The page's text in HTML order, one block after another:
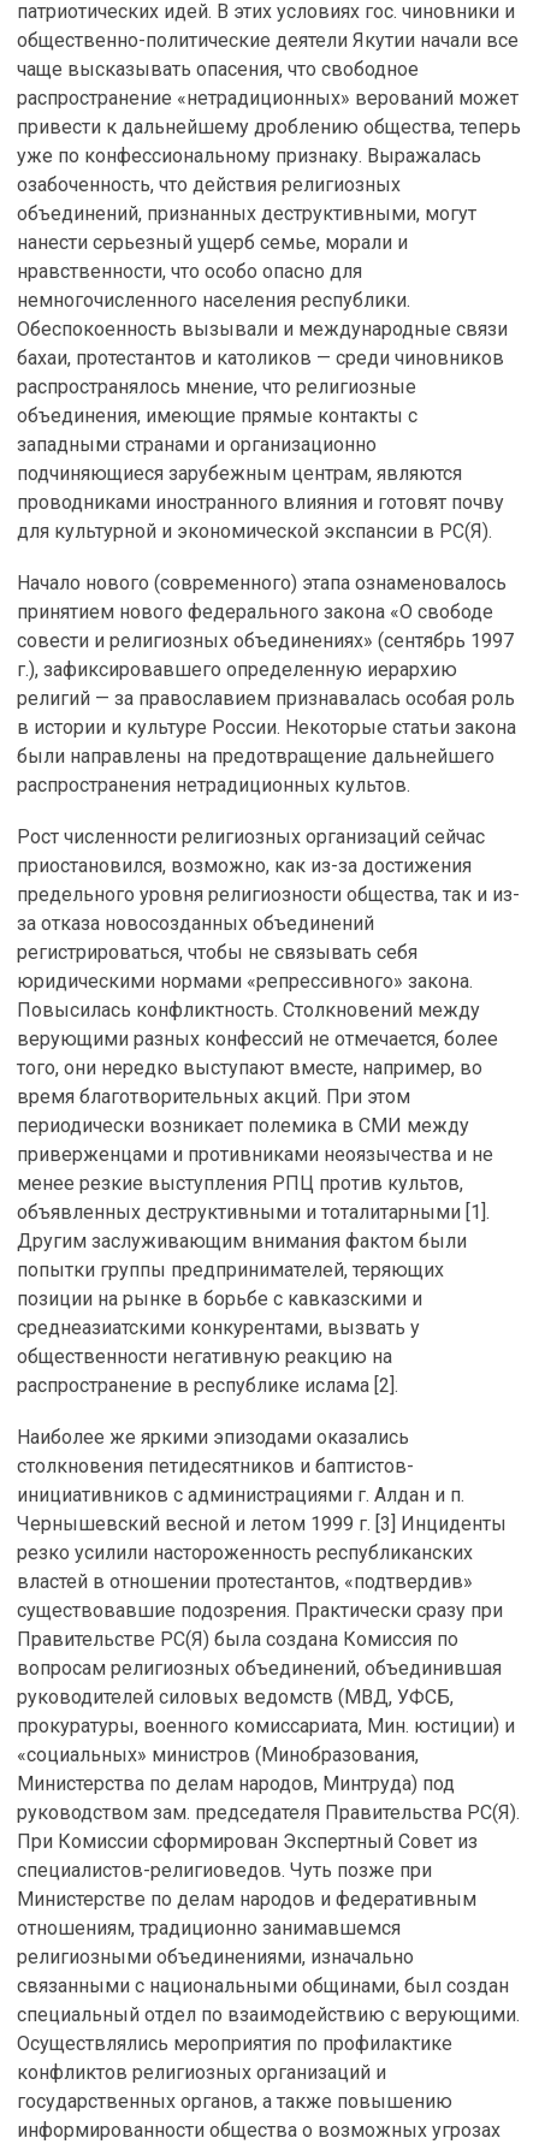
патриотических идей. В этих условиях гос. чиновники и
общественно-политические деятели Якутии начали все
чаще высказывать опасения, что свободное
распространение «нетрадиционных» верований может
привести к дальнейшему дроблению общества, теперь
уже по конфессиональному признаку. Выражалась
озабоченность, что действия религиозных
объединений, признанных деструктивными, могут
нанести серьезный ущерб семье, морали и
нравственности, что особо опасно для
немногочисленного населения республики.
Обеспокоенность вызывали и международные связи
бахаи, протестантов и католиков — среди чиновников
распространялось мнение, что религиозные
объединения, имеющие прямые контакты с
западными странами и организационно
подчиняющиеся зарубежным центрам, являются
проводниками иностранного влияния и готовят почву
для культурной и экономической экспансии в РС(Я).
Начало нового (современного) этапа ознаменовалось
принятием нового федерального закона «О свободе
совести и религиозных объединениях» (сентябрь 1997
г.), зафиксировавшего определенную иерархию
религий — за православием признавалась особая роль
в истории и культуре России. Некоторые статьи закона
были направлены на предотвращение дальнейшего
распространения нетрадиционных культов.
Рост численности религиозных организаций сейчас
приостановился, возможно, как из-за достижения
предельного уровня религиозности общества, так и из-
за отказа новосозданных объединений
регистрироваться, чтобы не связывать себя
юридическими нормами «репрессивного» закона.
Повысилась конфликтность. Столкновений между
верующими разных конфессий не отмечается, более
того, они нередко выступают вместе, например, во
время благотворительных акций. При этом
периодически возникает полемика в СМИ между
приверженцами и противниками неоязычества и не
менее резкие выступления РПЦ против культов,
объявленных деструктивными и тоталитарными [1].
Другим заслуживающим внимания фактом были
попытки группы предпринимателей, теряющих
позиции на рынке в борьбе с кавказскими и
среднеазиатскими конкурентами, вызвать у
общественности негативную реакцию на
распространение в республике ислама [2].
Наиболее же яркими эпизодами оказались
столкновения петидесятников и баптистов-
инициативников с администрациями г. Алдан и п.
Чернышевский весной и летом 1999 г. [3] Инциденты
резко усилили настороженность республиканских
властей в отношении протестантов, «подтвердив»
существовавшие подозрения. Практически сразу при
Правительстве РС(Я) была создана Комиссия по
вопросам религиозных объединений, объединившая
руководителей силовых ведомств (МВД, УФСБ,
прокуратуры, военного комиссариата, Мин. юстиции) и
«социальных» министров (Минобразования,
Министерства по делам народов, Минтруда) под
руководством зам. председателя Правительства РС(Я).
При Комиссии сформирован Экспертный Совет из
специалистов-религиоведов. Чуть позже при
Министерстве по делам народов и федеративным
отношениям, традиционно занимавшемся
религиозными объединениями, изначально
связанными с национальными общинами, был создан
специальный отдел по взаимодействию с верующими.
Осуществлялись мероприятия по профилактике
конфликтов религиозных организаций и
государственных органов, а также повышению
информированности общества о возможных угрозах